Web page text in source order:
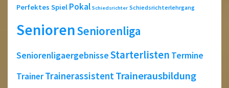
Perfektes Spiel Pokal Schiedsrichter Schiedsrichterlehrgang
SeniorenSeniorenliga
SeniorenligaergebnisseStarterlisten Termine
TrainerTrainerassistentTrainerausbildung